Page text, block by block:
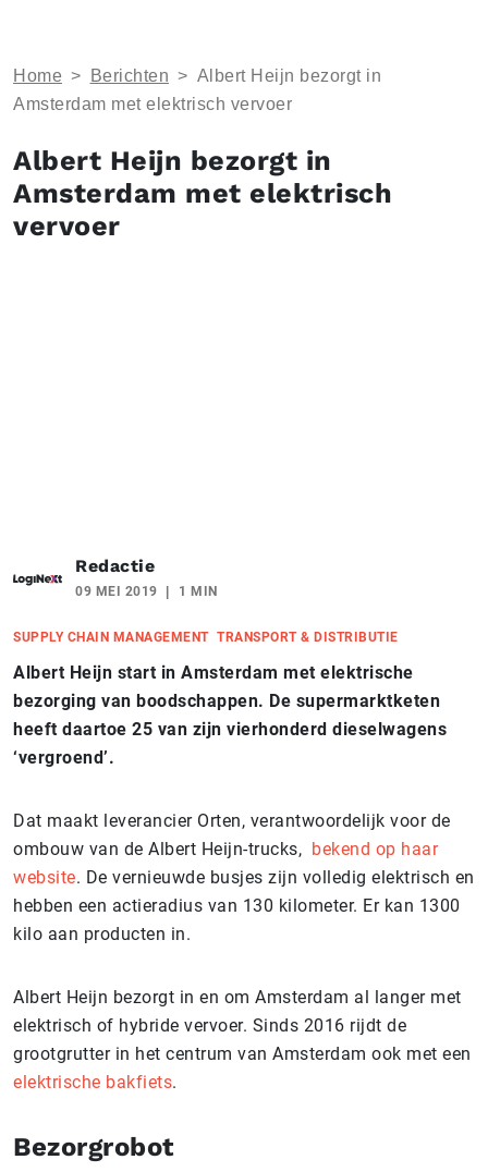
Home > Berichten > Albert Heijn bezorgt in
Amsterdam met elektrisch vervoer
Albert Heijn bezorgt in
Amsterdam met elektrisch
vervoer
Redactie
09 MEI 2019 1 MIN
SUPPLY CHAIN MANAGEMENT TRANSPORT & DISTRIBUTIE
Albert Heijn start in Amsterdam met elektrische
bezorging van boodschappen. De supermarktketen
heeft daartoe 25 van zijn vierhonderd dieselwagens
‘vergroend’.
Dat maakt leverancier Orten, verantwoordelijk voor de
ombouw van de Albert Heijn-trucks, bekend op haar
website. De vernieuwde busjes zijn volledig elektrisch en
hebben een actieradius van 130 kilometer. Er kan 1300
kilo aan producten in.
Albert Heijn bezorgt in en om Amsterdam al langer met
elektrisch of hybride vervoer. Sinds 2016 rijdt de
grootgrutter in het centrum van Amsterdam ook met een
elektrische bakfiets.
Bezorgrobot